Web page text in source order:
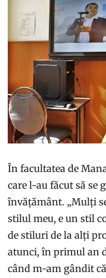
În facultatea de
care l-au făcut să se
învățământ. „Mulți
stilul meu, e un stil
de stiluri de la alți
atunci, în primul an
când m-am gândit